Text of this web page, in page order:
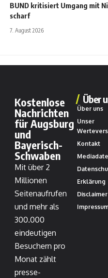
BUND kritisiert Umgang mit
scharf
7. August 2026
Kostenlose
Nachrichten
für Augsburg
und
Bayerisch-
Schwaben
Mit über 2
Millionen
Seitenaufrufen
und mehr als
300.000
eindeutigen
Besuchern pro
Monat zählt
presse-
Über
Über uns
Unser
Kontakt
Erklärung
Disclaimer